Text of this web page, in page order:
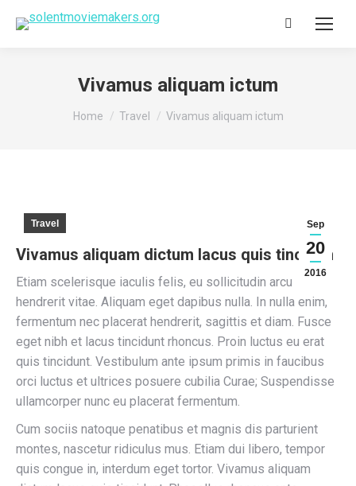
Search:
Vivamus aliquam ictum
You are here:
Home Travel Vivamus aliquam ictum
Sep
20
2016
Travel
Vivamus aliquam dictum lacus quis tincidun
Etiam scelerisque iaculis felis, eu sollicitudin arcu
hendrerit vitae. Aliquam eget dapibus nulla. In nulla enim,
fermentum nec placerat hendrerit, sagittis et diam. Fusce
eget nibh et lacus tincidunt rhoncus. Proin luctus eu erat
quis tincidunt. Vestibulum ante ipsum primis in faucibus
orci luctus et ultrices posuere cubilia Curae; Suspendisse
ullamcorper nunc eu placerat fermentum.
Cum sociis natoque penatibus et magnis dis parturient
montes, nascetur ridiculus mus. Etiam dui libero, tempor
quis congue in, interdum eget tortor. Vivamus aliquam